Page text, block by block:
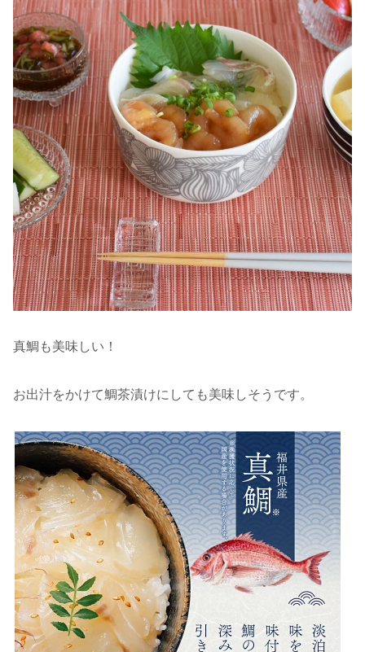
真鯛も美味しい！
お出汁をかけて鯛茶漬けにしても美味しそうです。